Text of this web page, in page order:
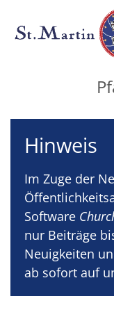
Zum Inhalt
Hinweis
Im Zuge der
Software
nur Beiträge
Neuigkeiten
ab sofort auf